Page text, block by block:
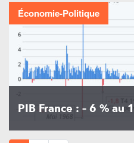
Économie-Politique
PIB France : – 6 %